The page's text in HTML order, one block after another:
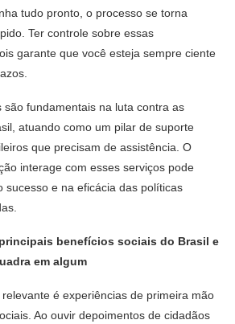
tudo pronto, o processo se torna
Ter controle sobre essas
garante que você esteja sempre ciente
são fundamentais na luta contra as
atuando como um pilar de suporte
que precisam de assistência. O
interage com esses serviços pode
sucesso e na eficácia das políticas
benefícios sociais do Brasil e
em algum
é experiências de primeira mão
Ao ouvir depoimentos de cidadãos